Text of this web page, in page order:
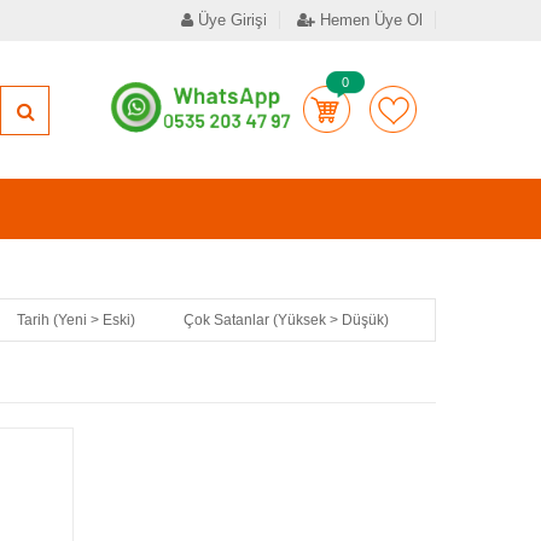
Üye Girişi Hemen Üye Ol
0
Tarih (Yeni > Eski) Çok Satanlar (Yüksek > Düşük)